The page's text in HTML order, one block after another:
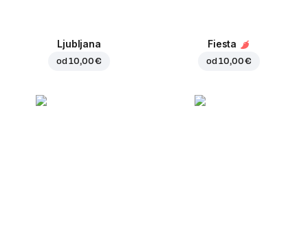
Ljubljana
od10,00 €
Fiesta
od10,00 €